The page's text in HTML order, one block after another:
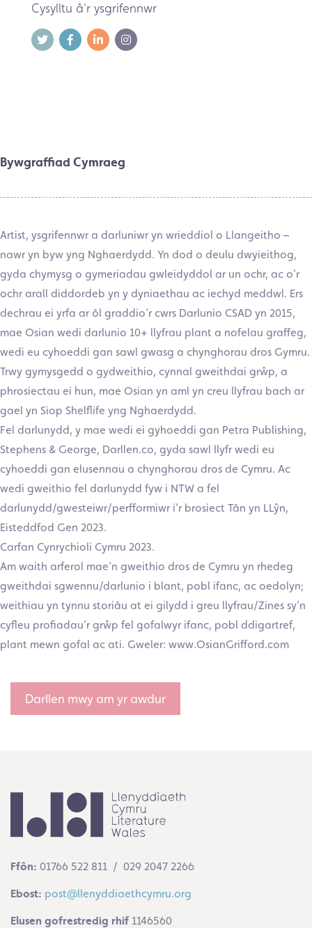
Cysylltu â'r ysgrifennwr
Bywgraffiad Cymraeg
Artist, ysgrifennwr a darluniwr yn wrieddiol o Llangeitho –
nawr yn byw yng Nghaerdydd. Yn dod o deulu dwyieithog,
gyda chymysg o gymeriadau gwleidyddol ar un ochr, ac o’r
ochr arall diddordeb yn y dyniaethau ac iechyd meddwl. Ers
dechrau ei yrfa ar ôl graddio’r cwrs Darlunio CSAD yn 2015,
mae Osian wedi darlunio 10+ llyfrau plant a nofelau graffeg,
wedi eu cyhoeddi gan sawl gwasg a chynghorau dros Gymru.
Trwy gymysgedd o gydweithio, cynnal gweithdai grŵp, a
phrosiectau ei hun, mae Osian yn aml yn creu llyfrau bach ar
gael yn Siop Shelflife yng Nghaerdydd.
Fel darlunydd, y mae wedi ei gyhoeddi gan Petra Publishing,
Stephens & George, Darllen.co, gyda sawl llyfr wedi eu
cyhoeddi gan elusennau a chynghorau dros de Cymru. Ac
wedi gweithio fel darlunydd fyw i NTW a fel
darlunydd/gwesteiwr/perfformiwr i’r brosiect Tân yn LLŷn,
Eisteddfod Gen 2023.
Carfan Cynrychioli Cymru 2023.
Am waith arferol mae’n gweithio dros de Cymru yn rhedeg
gweithdai sgwennu/darlunio i blant, pobl ifanc, ac oedolyn;
weithiau yn tynnu storiâu at ei gilydd i greu llyfrau/Zines sy’n
cyfleu profiadau’r grŵp fel gofalwyr ifanc, pobl ddigartref,
plant mewn gofal ac ati. Gweler: www.OsianGrifford.com
Darllen mwy am yr awdur
Ffôn: 01766 522 811 / 029 2047 2266
Ebost: post@llenyddiaethcymru.org
Elusen gofrestredig rhif 1146560